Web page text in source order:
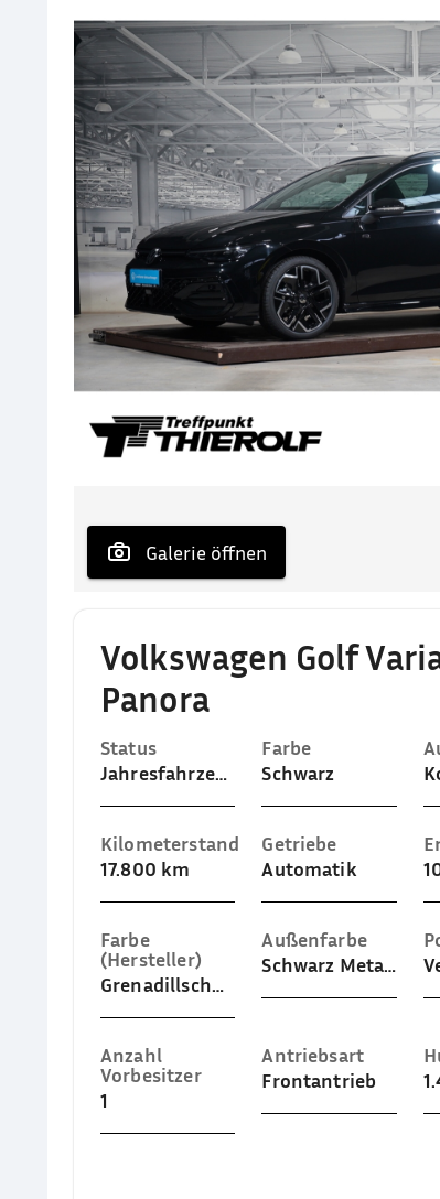
Galerie öffnen
Volkswagen Golf
Panora
Status
Jahresfahrzeug
Farbe
Schwarz
Kilometerstand
17.800 km
Getriebe
Automatik
Farbe
(Hersteller)
Grenadillschwarz Metallic
Außenfarbe
Schwarz Metallic (Grenadillschwarz Metallic)
Anzahl
Vorbesitzer
1
Antriebsart
Frontantrieb